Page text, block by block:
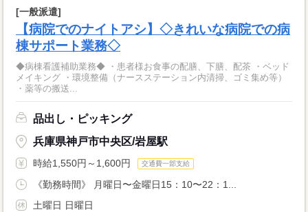
[一般派遣]
【病院でのナイトアシ】◇きれいな病院での病
棟サポート業務◇
◆病棟看護補助業務◆ ・患者様お食事の配膳、下膳、配茶 ・ベッド
メイキング ・環境整備（ナースステーション内清掃、ゴミ集め等）
・薬等の搬送...
品出し・ピッキング
兵庫県神戸市中央区/岩屋駅
時給1,550円～1,600円 交通費一部支給
《勤務時間》 月曜日〜金曜日15：10〜22：1...
土曜日 日曜日